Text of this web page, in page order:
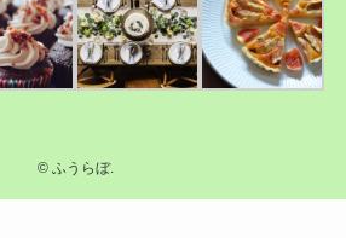
©ふうらぼ.